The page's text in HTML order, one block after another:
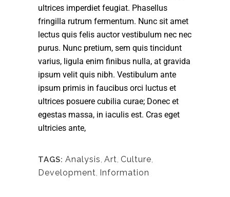
ultrices imperdiet feugiat. Phasellus
fringilla rutrum fermentum. Nunc sit amet
lectus quis felis auctor vestibulum nec nec
purus. Nunc pretium, sem quis tincidunt
varius, ligula enim finibus nulla, at gravida
ipsum velit quis nibh. Vestibulum ante
ipsum primis in faucibus orci luctus et
ultrices posuere cubilia curae; Donec et
egestas massa, in iaculis est. Cras eget
ultricies ante,
TAGS: Analysis, Art, Culture,
Development, Information